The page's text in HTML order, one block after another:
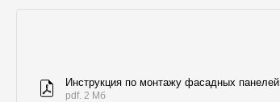
Инструкция по монтажу фасадных панелей
pdf. 2 Мб